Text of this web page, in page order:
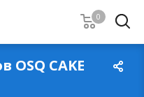
0
OSQ CAKE